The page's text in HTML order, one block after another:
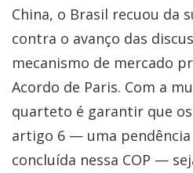
China, o Brasil recuou da
contra o avanço das
mecanismo de mercado
Acordo de Paris. Com a
quarteto é garantir que
artigo 6 — uma
concluída nessa COP —